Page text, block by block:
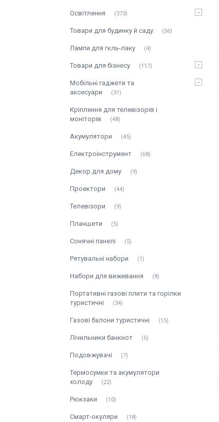
Освітлення 373
Товари для будинку й саду 56
Лампи для гкль-лаку 4
Товари для бізнесу 117
Мобільні гаджети та
аксесуари
31
Кріплення для телевізорів і
моніторів
48
Акумулятори 45
Електроінструмент 68
Декор для дому 9
Проектори 44
Телевізори 9
Планшети 5
Сонячні панелі 5
Рятувальні набори 1
Набори для виживання 8
Портативні газові плити та горілки
туристичні
34
Газові балони туристичні 15
Лічильники банкнот 5
Подовжувачі 7
Термосумки та акумулятори
холоду
22
Рюкзаки 10
Смарт-окуляри 18